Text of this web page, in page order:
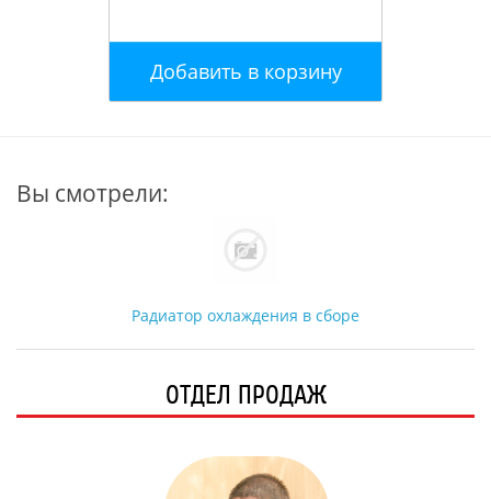
Добавить в корзину
Вы смотрели:
Радиатор охлаждения в сборе
ОТДЕЛ ПРОДАЖ